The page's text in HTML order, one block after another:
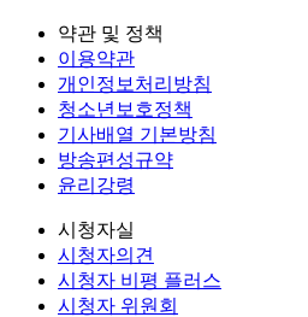
약관 및 정책
이용약관
개인정보처리방침
청소년보호정책
기사배열 기본방침
방송편성규약
윤리강령
시청자실
시청자의견
시청자 비평 플러스
시청자 위원회